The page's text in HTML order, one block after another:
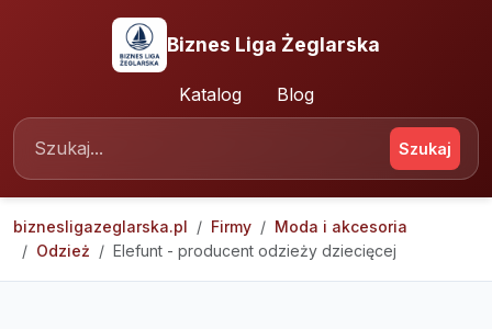
Biznes Liga Żeglarska
Katalog Blog
Szukaj
biznesligazeglarska.pl Firmy
Moda i akcesoria
Odzież
Elefunt - producent odzieży dziecięcej